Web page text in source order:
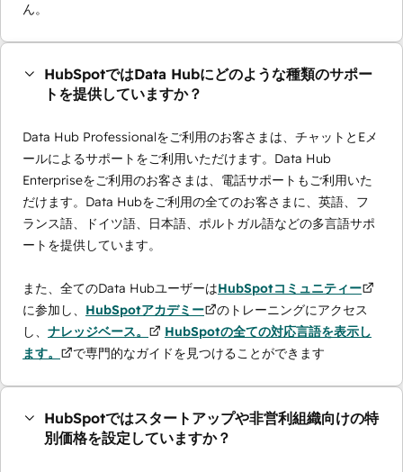
ん。
HubSpotではData Hubにどのような種類のサポー
トを提供していますか？
Data Hub Professionalをご利用のお客さまは、チャットとEメ
ールによるサポートをご利用いただけます。Data Hub
Enterpriseをご利用のお客さまは、電話サポートもご利用いた
だけます。Data Hubをご利用の全てのお客さまに、英語、フ
ランス語、ドイツ語、日本語、ポルトガル語などの多言語サポ
ートを提供しています。
また、全てのData HubユーザーはHubSpotコミュニティー
に参加し、 HubSpotアカデミー
のトレーニングにアクセス
し、 ナレッジベース。
HubSpotの全ての対応言語を表示し
ます。
で専門的なガイドを見つけることができます
HubSpotではスタートアップや非営利組織向けの特
別価格を設定していますか？